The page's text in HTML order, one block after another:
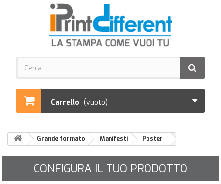
Carrello (vuoto)
Grande formato Manifesti Poster
CONFIGURA IL TUO PRODOTTO